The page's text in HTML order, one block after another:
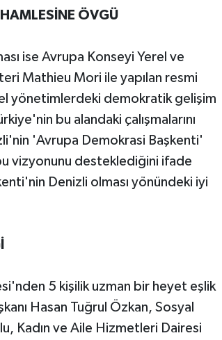
ÖVGÜ
ise Avrupa Konseyi Yerel ve
Mathieu Mori ile yapılan resmi
yönetimlerdeki demokratik gelişim
bu alandaki çalışmalarını
'Avrupa Demokrasi Başkenti'
vizyonunu desteklediğini ifade
Denizli olması yönündeki iyi
5 kişilik uzman bir heyet eşlik
Hasan Tuğrul Özkan, Sosyal
Kadın ve Aile Hizmetleri Dairesi